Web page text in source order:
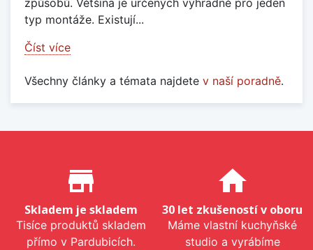
typ montáže. Existují...
Číst více
Všechny články a témata najdete v naší poradně.
Proč nakupovat u nás?
store_mall_directory
Skladem je skladem
Tisíce produktů skladem
přímo v Pardubicích.
home
30 let zkušeností v oboru
Máme vlastní kuchyňské
studio a vyrábíme